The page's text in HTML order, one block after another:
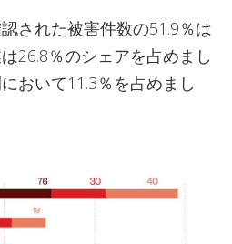
された被害件数の51.9％は
26.8％のシェアを占めまし
おいて11.3％を占めまし